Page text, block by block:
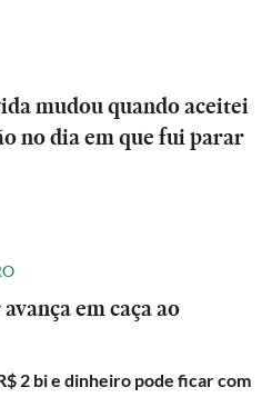
mudou quando aceitei
no dia em que fui parar
em caça ao
2 bi e dinheiro pode ficar com